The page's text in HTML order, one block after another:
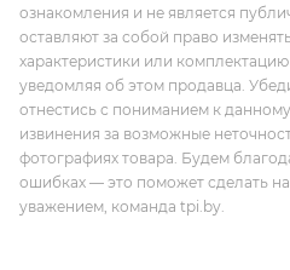
ознакомления и не является
оставляют за собой право
характеристики или
уведомляя об этом продавца.
отнестись с пониманием к
извинения за возможные
фотографиях товара. Будем
ошибках — это поможет сделать
уважением, команда tpi.by.